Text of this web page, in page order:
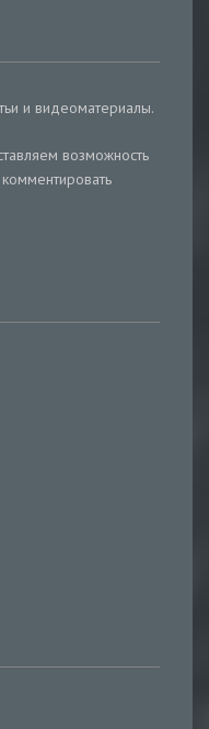
и видеоматериалы.
возможность